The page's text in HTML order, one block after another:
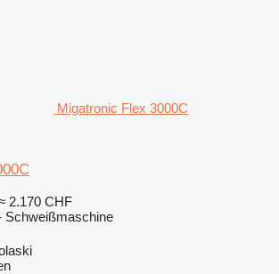
Migatronic Flex 3000C
2.170 CHF
Schweißmaschine